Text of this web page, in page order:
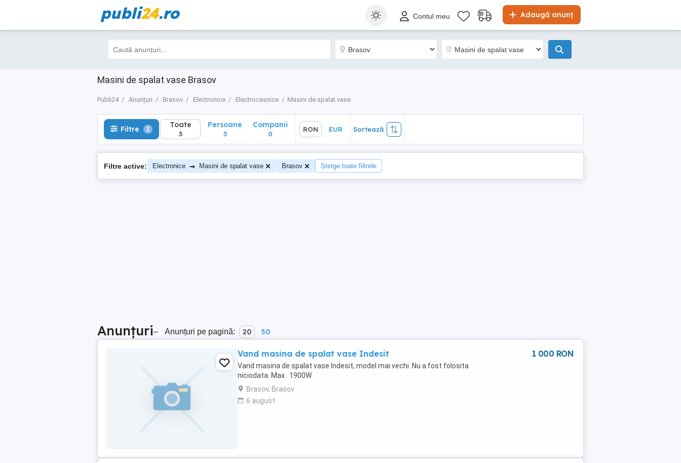
publi24.ro Adaugă anunț
Contul meu
Masini de spalat vase Brasov
Publi24 Anunțuri Brasov Electronice Electrocasnice Masini de spalat vase
Filtre 2 Toate
3
Sortează
Filtre 2 Toate
3
Persoane
3
Companii
0
RON EUR Sortează
Filtre active: Electronice → Masini de spalat vase Brasov Șterge toate filtrele
Anunțuri– Anunțuri pe pagină: 20 50
Vand masina de spalat vase Indesit
Vand masina de spalat vase Indesit, model mai vechi .Nu a fost folosita
niciodata. Max . 1900W
Brasov, Brasov
6 august
1 000 RON